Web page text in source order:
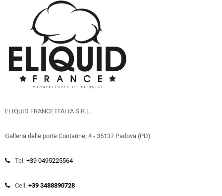
ELIQUID FRANCE ITALIA S.R.L.
Galleria delle porte Contarine, 4 - 35137 Padova (PD)
Tel: +39 0495225564
Cell: +39 3488890728